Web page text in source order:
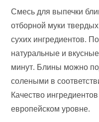
Смесь для выпечки
отборной муки
сухих ингредиентов.
натуральные и
минут. Блины можно
солеными в
Качество
европейском уровне.